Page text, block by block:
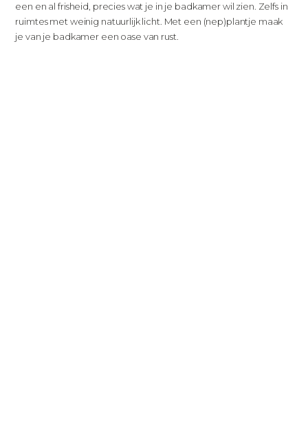
een en al frisheid, precies wat je in je badkamer wil zien. Zelfs in
ruimtes met weinig natuurlijk licht. Met een (nep)plantje maak
je van je badkamer een oase van rust.